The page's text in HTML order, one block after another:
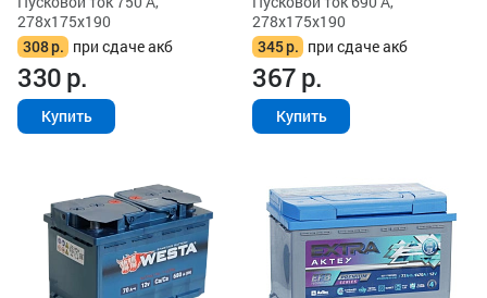
278x175x190
308р. при сдаче акб
330р.
Купить
278x175x190
345р. при сдаче акб
367р.
Купить